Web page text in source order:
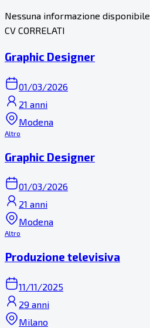
Nessuna informazione disponibile
CV CORRELATI
Graphic Designer
01/03/2026
21 anni
Modena
Altro
Graphic Designer
01/03/2026
21 anni
Modena
Altro
Produzione televisiva
11/11/2025
29 anni
Milano